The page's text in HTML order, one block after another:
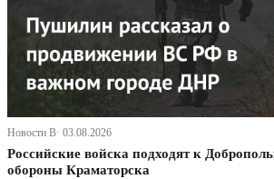
Новости В· 03.08.2026
Российские войска подходят к
обороны Краматорска